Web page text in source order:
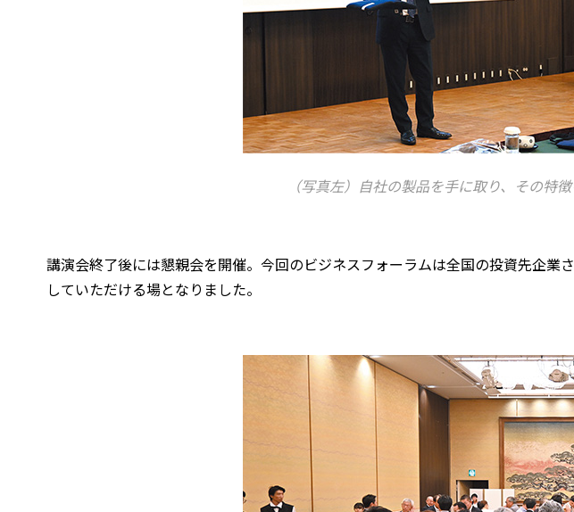
（写真左）自社の製品を手に取り、その特
講演会終了後には懇親会を開催。今回のビジネスフォーラムは全国の投資先企
していただける場となりました。